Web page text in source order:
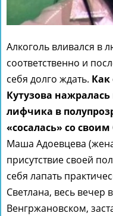
Алкоголь вливался в
соответственно и
себя долго ждать. Как
Кутузова
лифчика в
«сосалась» со
Маша Адоевцева
присутствие своей
себя лапать
Светлана, весь вечер
Венгржановском,